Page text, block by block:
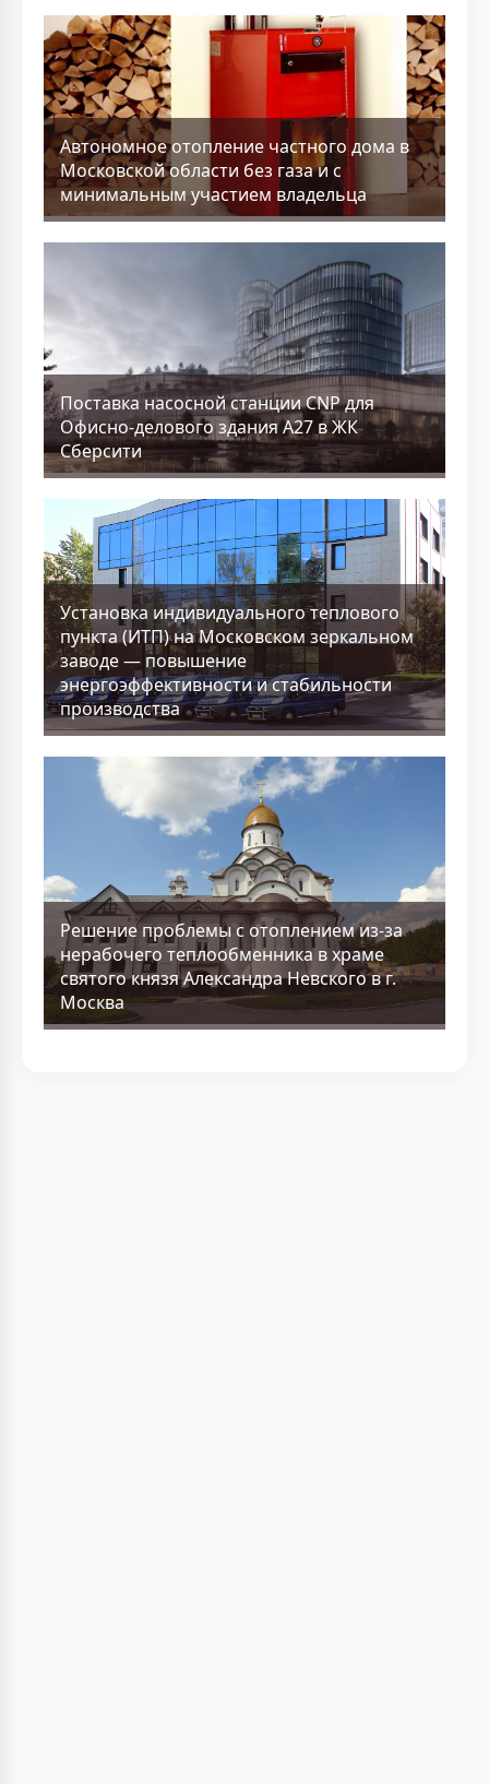
Aвтономное отопление частного дома в
Московской области без газа и с
минимальным участием владельца
Поставка насосной станции CNP для
Офисно-делового здания А27 в ЖК
Сберсити
Установка индивидуального теплового
пункта (ИТП) на Московском зеркальном
заводе — повышение
энергоэффективности и стабильности
производства
Решение проблемы с отоплением из-за
нерабочего теплообменника в храме
святого князя Александра Невского в г.
Москва